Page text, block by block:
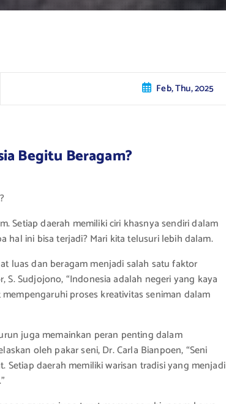
Feb, Thu, 2025
Begitu Beragam?
Setiap daerah memiliki ciri khasnya sendiri dalam
hal ini bisa terjadi? Mari kita telusuri lebih dalam.
luas dan beragam menjadi salah satu faktor
Sudjojono, “Indonesia adalah negeri yang kaya
proses kreativitas seniman dalam
juga memainkan peran penting dalam
oleh pakar seni, Dr. Carla Bianpoen, “Seni
daerah memiliki warisan tradisi yang menjadi